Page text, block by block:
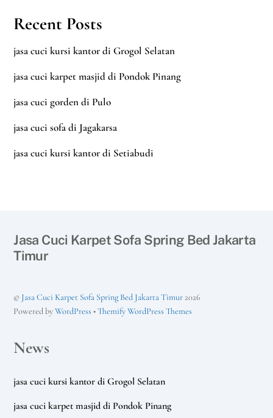
Recent Posts
jasa cuci kursi kantor di Grogol Selatan
jasa cuci karpet masjid di Pondok Pinang
jasa cuci gorden di Pulo
jasa cuci sofa di Jagakarsa
jasa cuci kursi kantor di Setiabudi
Jasa Cuci Karpet Sofa Spring Bed Jakarta
Timur
© Jasa Cuci Karpet Sofa Spring Bed Jakarta Timur2026
Powered byWordPress •Themify WordPress Themes
News
jasa cuci kursi kantor di Grogol Selatan
jasa cuci karpet masjid di Pondok Pinang